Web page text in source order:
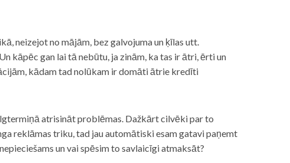
neizejot no mājām, bez galvojuma un ķīlas utt.
kāpēc gan lai tā nebūtu, ja zinām, ka tas ir ātri, ērti un
kādam tad nolūkam ir domāti ātrie kredīti
atrisināt problēmas. Dažkārt cilvēki par to
reklāmas triku, tad jau automātiski esam gatavi paņemt
un vai spēsim to savlaicīgi atmaksāt?